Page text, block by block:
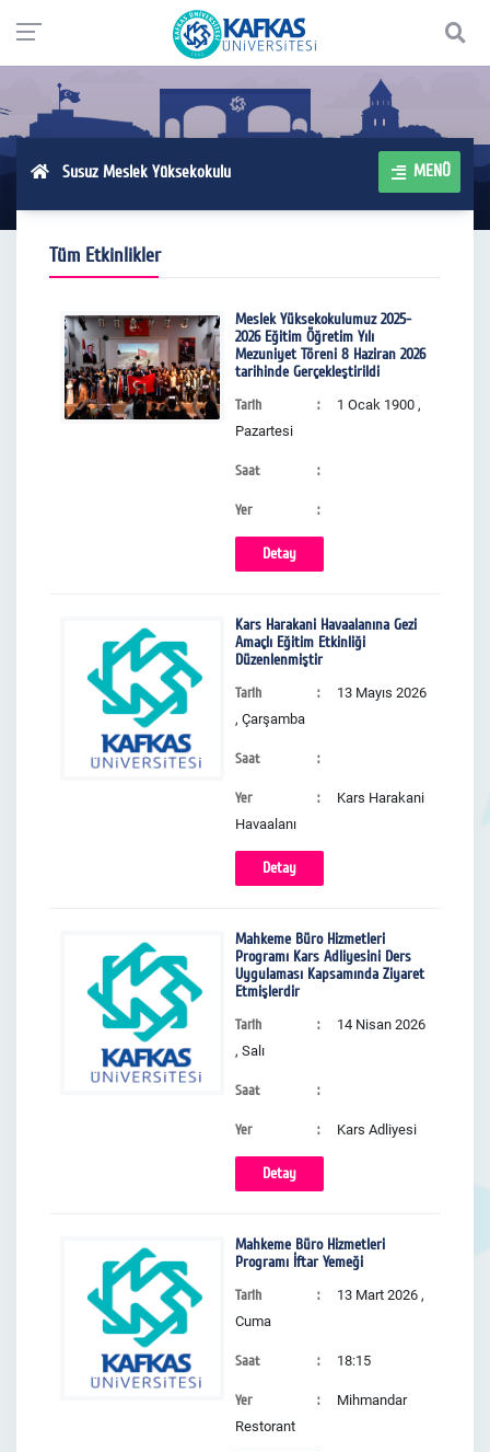
Susuz Meslek Yüksekokulu MENÜ
Tüm Etkinlikler
Meslek Yüksekokulumuz 2025-
2026 Eğitim Öğretim Yılı
Mezuniyet Töreni 8 Haziran 2026
tarihinde Gerçekleştirildi
Tarih
1 Ocak 1900 ,
Pazartesi
Saat
Yer
Detay
Kars Harakani Havaalanına Gezi
Amaçlı Eğitim Etkinliği
Düzenlenmiştir
Tarih
13 Mayıs 2026
, Çarşamba
Saat
Yer
Kars Harakani
Havaalanı
Detay
Mahkeme Büro Hizmetleri
Programı Kars Adliyesini Ders
Uygulaması Kapsamında Ziyaret
Etmişlerdir
Tarih
14 Nisan 2026
, Salı
Saat
Yer Kars Adliyesi
Detay
Mahkeme Büro Hizmetleri
Programı İftar Yemeği
Tarih
13 Mart 2026 ,
Cuma
Saat 18:15
Yer
Mihmandar
Restorant